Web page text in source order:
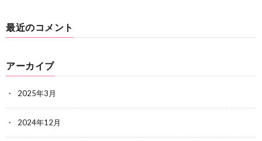
最近のコメント
アーカイブ
2025年3月
2024年12月